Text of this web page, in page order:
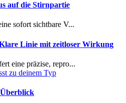
auf die Stirnpartie
sofort sichtbare V...
Linie mit zeitloser Wirkung
eine präzise, repro...